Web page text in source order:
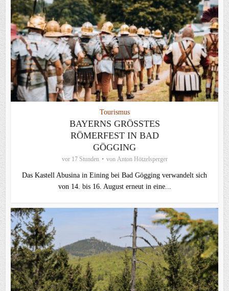
Tourismus
BAYERNS GRÖSSTES R
ÖMERFEST IN BAD G
ÖGGING
vor 17 Stunden von Anton Hötzelsperger
Das Kastell Abusina in Eining bei Bad Gögging verwandelt sich
von 14. bis 16. August erneut in eine...